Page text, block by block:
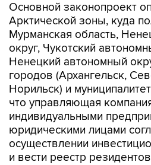
Основной законопроект
Арктической зоны, куда
Мурманская область,
округ, Чукотский
Ненецкий автономный
городов (Архангельск,
Норильск) и
что управляющая
индивидуальными
юридическими лицами
осуществлении
и вести реестр